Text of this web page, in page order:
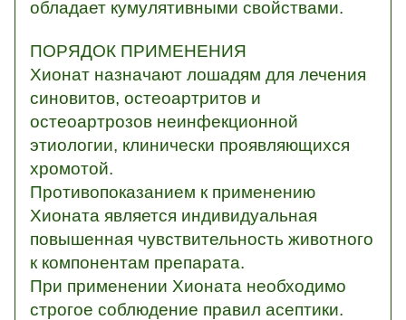
обладает кумулятивными свойствами.
ПОРЯДОК ПРИМЕНЕНИЯ
Хионат назначают лошадям для лечения
синовитов, остеоартритов и
остеоартрозов неинфекционной
этиологии, клинически проявляющихся
хромотой.
Противопоказанием к применению
Хионата является индивидуальная
повышенная чувствительность животного
к компонентам препарата.
При применении Хионата необходимо
строгое соблюдение правил асептики.